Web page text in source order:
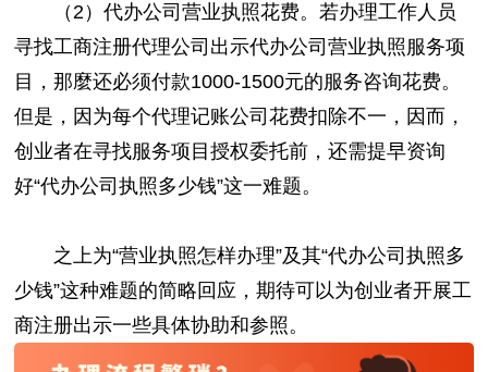
（2）代办公司营业执照花费。若办理工作人员
寻找工商注册代理公司出示代办公司营业执照服务项
目，那麼还必须付款1000-1500元的服务咨询花费。
但是，因为每个代理记账公司花费扣除不一，因而，
创业者在寻找服务项目授权委托前，还需提早资询
好“代办公司执照多少钱”这一难题。
之上为“营业执照怎样办理”及其“代办公司执照多
少钱”这种难题的简略回应，期待可以为创业者开展工
商注册出示一些具体协助和参照。